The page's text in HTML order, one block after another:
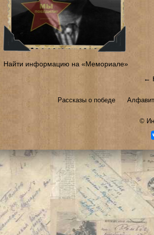
Найти информацию на «Мемориале»
←
Рассказы о победе
©